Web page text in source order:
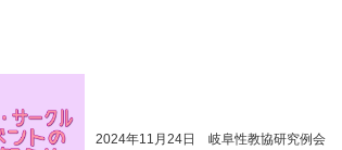
2024年11月24日 岐阜性教協研究例会